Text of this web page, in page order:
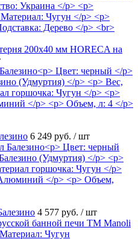
200х40 мм HORECA на
6 249 руб. / шт
4 577 руб. / шт